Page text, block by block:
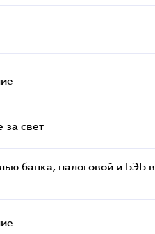
за свет
банка, налоговой и БЭБ в